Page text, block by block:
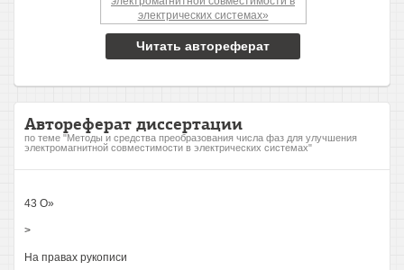
Читать автореферат
Автореферат диссертации
по теме "Методы и средства преобразования числа фаз для улучшения
электромагнитной совместимости в электрических системах"
43 О»
>
На правах рукописи